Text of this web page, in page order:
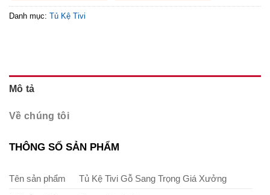
Danh mục: Tủ Kệ Tivi
Mô tả
Về chúng tôi
THÔNG SỐ SẢN PHẨM
Tên sản phẩm
Tủ Kệ Tivi Gỗ Sang Trọng Giá Xưởng